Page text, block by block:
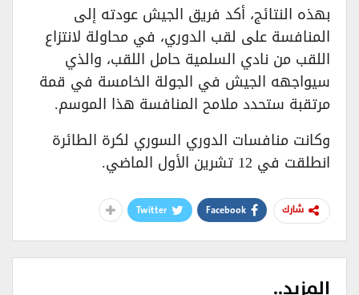
بهذه النتائج، أكد فريق الجيش عودته إلى
المنافسة على لقب الدوري، في محاولة لانتزاع
اللقب من نادي السلمية حامل اللقب، والذي
سيواجهه الجيش في الجولة الخامسة في قمة
مرتقبة ستحدد ملامح المنافسة هذا الموسم.
وكانت منافسات الدوري السوري لكرة الطائرة
انطلقت في 12 تشرين الأول الماضي.
شارك Facebook
Twitter
المزيد..